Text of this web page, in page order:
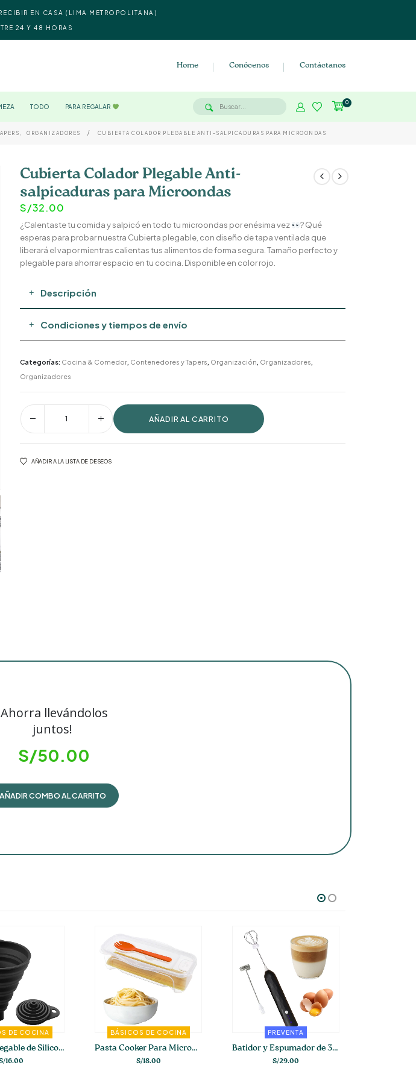
EN CASA (LIMA METROPOLITANA)
24 Y 48 HORAS
Home Conócenos Contáctanos
TODO PARA REGALAR
0
, ORGANIZADORES CUBIERTA COLADOR PLEGABLE ANTI-SALPICADURAS PARA MICROONDAS
Cubierta Colador Plegable Anti-
salpicaduras para Microondas
S/32.00
¿Calentaste tu comida y salpicó en todo tu microondas por enésima vez
? Qué
esperas para probar nuestra Cubierta plegable, con diseño de tapa ventilada que
liberará el vapor mientras calientas tus alimentos de forma segura. Tamaño perfecto y
plegable para ahorrar espacio en tu cocina. Disponible en color rojo.
Descripción
Condiciones y tiempos de envío
Categorías: Cocina & Comedor, Contenedores y Tapers, Organización, Organizadores,
Organizadores
AÑADIR AL CARRITO
AÑADIR A LA LISTA DE DESEOS
llevándolos
juntos!
S/50.00
AÑADIR COMBO AL CARRITO
DE COCINA
Embudo Plegable de Silicona
16.00
BÁSICOS DE COCINA
Pasta Cooker Para Microondas
S/18.00
PREVENTA
Batidor y Espumador de 3 Velocidades Recargable
S/29.00